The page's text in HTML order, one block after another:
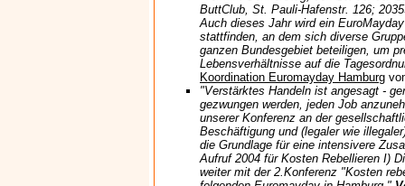
ButtClub, St. Pauli-Hafenstr. 126;
Auch dieses Jahr wird ein
stattfinden, an dem sich diverse
ganzen Bundesgebiet beteiligen, um
Lebensverhältnisse auf die
Koordination Euromayday Hamburg
"Verstärktes Handeln ist angesagt -
gezwungen werden, jeden Job
unserer Konferenz an der
Beschäftigung und (legaler wie
die Grundlage für eine intensivere
Aufruf 2004 für Kosten Rebellieren I)
weiter mit der 2.Konferenz "Kosten